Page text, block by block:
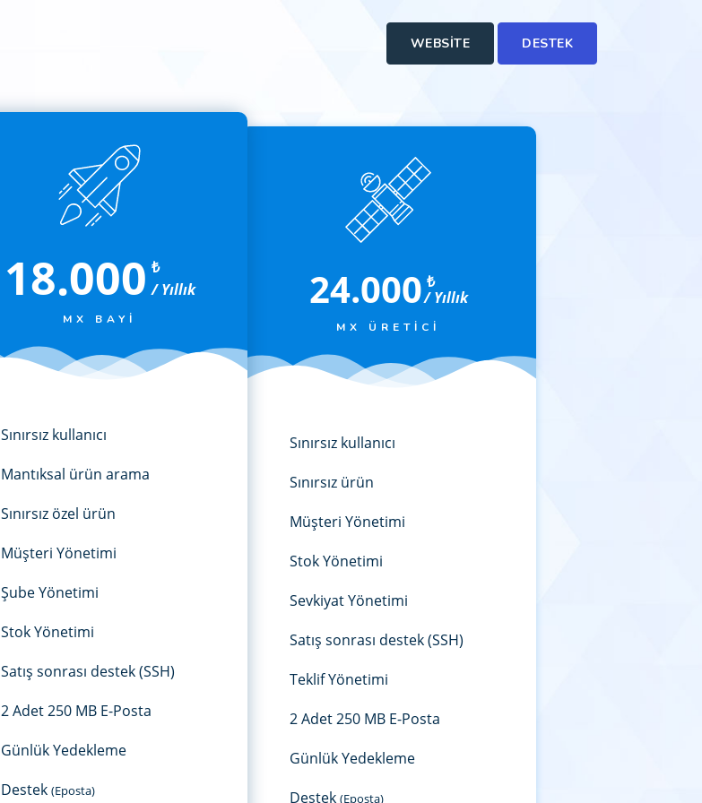
WEBSITE DESTEK
18.000 ₺
/ Yıllık
MX BAYI
Sınırsız kullanıcı
Mantıksal ürün arama
Sınırsız özel ürün
Müşteri Yönetimi
Şube Yönetimi
Stok Yönetimi
Satış sonrası destek (SSH)
2 Adet 250 MB E-Posta
Günlük Yedekleme
Destek (Eposta)
24.000 ₺
/ Yıllık
MX ÜRETICI
Sınırsız kullanıcı
Sınırsız ürün
Müşteri Yönetimi
Stok Yönetimi
Sevkiyat Yönetimi
Satış sonrası destek (SSH)
Teklif Yönetimi
2 Adet 250 MB E-Posta
Günlük Yedekleme
Destek (Eposta)